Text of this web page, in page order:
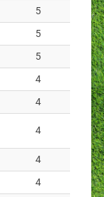
5
5
5
4
4
4
4
4